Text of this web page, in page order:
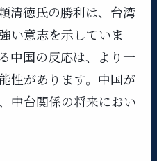
清徳氏の勝利は、台湾
い意志を示していま
中国の反応は、より一
性があります。中国が
中台関係の将来におい